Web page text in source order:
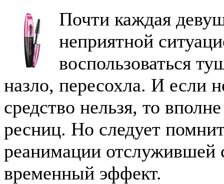
Почти каждая
неприятной
воспользоваться
назло, пересохла. И если
средство нельзя, то
ресниц. Но следует
реанимации отслужившей
временный эффект.